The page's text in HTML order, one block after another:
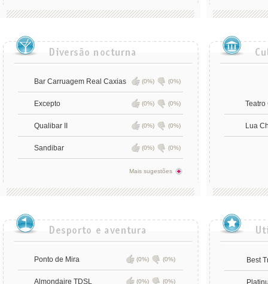
Bar Carruagem Real Caxias (0%) (0%)
Excepto (0%) (0%)
Qualibar II (0%) (0%)
Sandibar (0%) (0%)
Mais sugestões
Teatro
Lua
Ponto de Mira (0%) (0%)
Almondaire TDSL (0%) (0%)
Best